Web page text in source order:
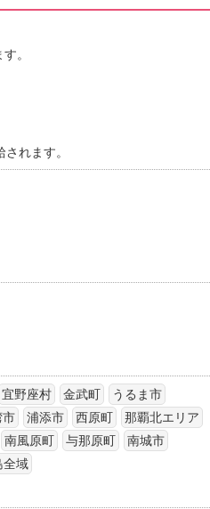
。
れます。
宜野座村 金武町
うるま市
市 浦添市 西原町
那覇北エリア
南風原町 与那原町
南城市
全域